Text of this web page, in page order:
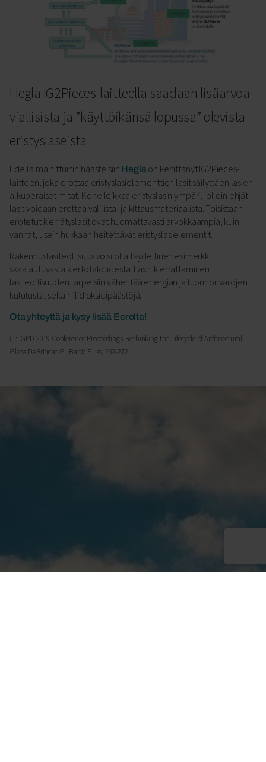
Hegla IG2Pieces-laitteella saadaan lisäarvoa
viallisista ja ”käyttöikänsä lopussa” olevista
eristyslaseista
Edellä mainittuihin haasteisiin Hegla on kehittänyt IG2Pieces-
laitteen, joka erottaa eristyslasielementtien lasit säilyttäen lasien
alkuperäiset mitat. Kone leikkaa eristyslasin ympäri, jolloin ehjät
lasit voidaan erottaa välilista- ja kittausmateriaalista. Toisistaan
erotetut kierrätyslasit ovat huomattavasti arvokkaampia, kuin
vanhat, usein hukkaan heitettävät eristyslasielementit.
Rakennuslasiteollisuus voisi olla täydellinen esimerkki
skaalautuvasta kiertotaloudesta. Lasin kierrättäminen
lasiteollisuuden tarpeisiin vähentää energian ja luonnonvarojen
kulutusta, sekä hiilidioksidipäästöjä.
Ota yhteyttä ja kysy lisää Eerolta!
(1: GPD 2019 Conference Proceedings, Rethinking the Lifecycle of Architectural
Glass DeBrincat G., Babic E., ss. 267-272.